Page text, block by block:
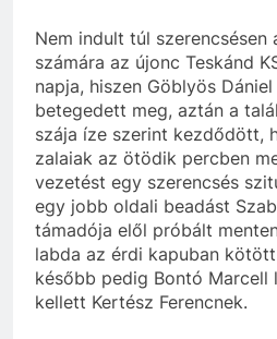
Nem indult túl szerencsésen
számára az újonc Teskánd
napja, hiszen Göblyös
betegedett meg, aztán a
szája íze szerint kezdődött,
zalaiak az ötödik percben
vezetést egy szerencsés
egy jobb oldali beadást
támadója elől próbált
labda az érdi kapuban
később pedig Bontó Marcell
kellett Kertész Ferencnek.